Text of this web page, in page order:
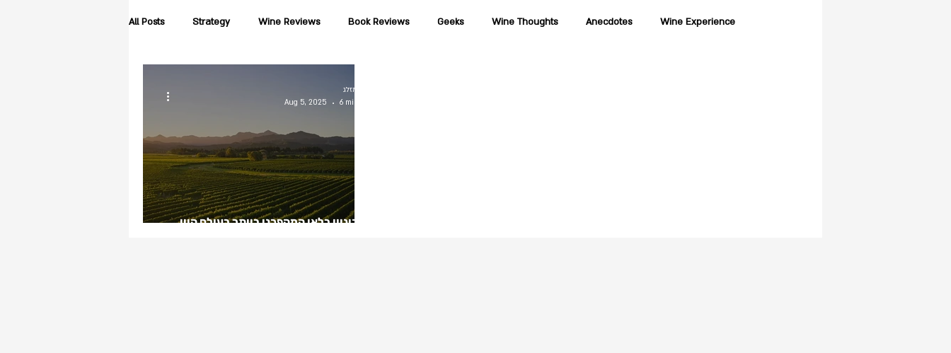
All Posts Strategy Wine Reviews Book Reviews Geeks Wine Thoughts Anecdotes Wine Experience
הסוביניון בלאן המהפכני ביותר בעולם היין
דויד אמזלג
Aug 5, 2025
6 min read